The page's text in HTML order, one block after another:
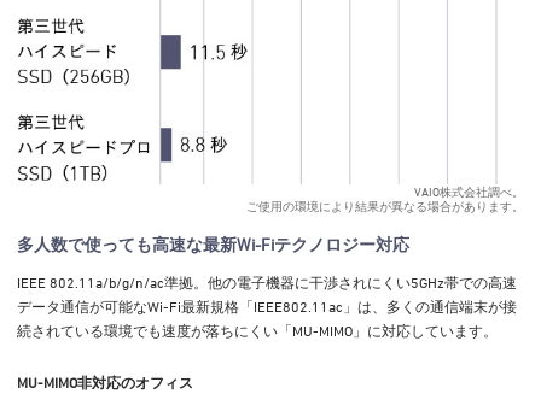
VAIO株式会社調べ。
ご使用の環境により結果が異なる場合があります。
多人数で使っても高速な最新Wi-Fiテクノロジー対応
IEEE 802.11a/b/g/n/ac準拠。他の電子機器に干渉されにくい5GHz帯での高速
データ通信が可能なWi-Fi最新規格「IEEE802.11ac」は、多くの通信端末が接
続されている環境でも速度が落ちにくい「MU-MIMO」に対応しています。
MU-MIMO非対応のオフィス